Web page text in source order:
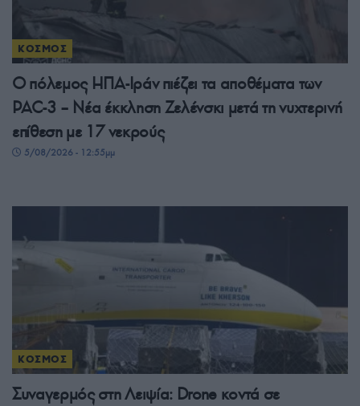
ΚΟΣΜΟΣ
Ο πόλεμος ΗΠΑ-Ιράν πιέζει τα αποθέματα των
PAC-3 – Νέα έκκληση Ζελένσκι μετά τη νυχτερινή
επίθεση με 17 νεκρούς
5/08/2026 - 12:55μμ
ΚΟΣΜΟΣ
Συναγερμός στη Λειψία: Drone κοντά σε